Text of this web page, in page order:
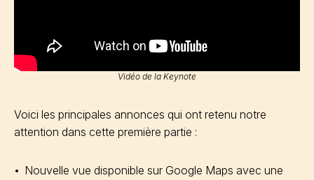
Vidéo de la Keynote
Voici les principales annonces qui ont retenu notre
attention dans cette première partie :
Nouvelle vue disponible sur Google Maps avec une